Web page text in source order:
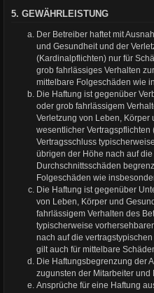
5. GEWÄHRLEISTUNG
Der Betreiber haftet mit
und Gesundheit und der
(Kardinalpflichten) nur für
grob fahrlässiges Verhalten
mittelbare Folgeschäden wie
Die Haftung ist gegenüber
oder grob fahrlässigem
Verletzung von Leben, Körper
wesentlicher
Vertragsschluss
übrigen der Höhe nach auf
Durchschnittsschäden
Folgeschäden wie
Die Haftung ist gegenüber
von Leben, Körper und
fahrlässigem Verhalten des
typischerweise
nach auf die
gilt auch für mittelbare
Die Haftungsbegrenzung der
zugunsten der Mitarbeiter
Ansprüche für eine Haftung